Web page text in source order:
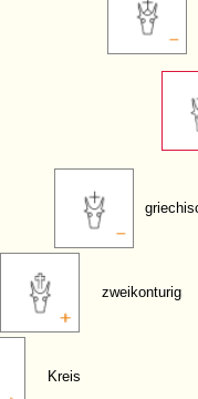
zweikonturig
Kreis